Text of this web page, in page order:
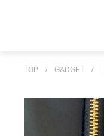
TOP / GADGET /